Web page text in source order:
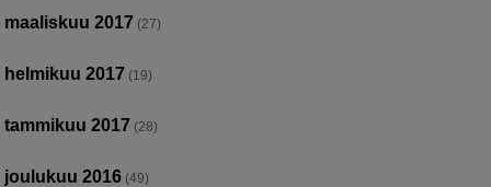
maaliskuu 2017 (27)
helmikuu 2017 (19)
tammikuu 2017 (28)
joulukuu 2016 (49)